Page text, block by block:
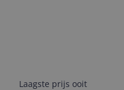
Laagste prijs ooit